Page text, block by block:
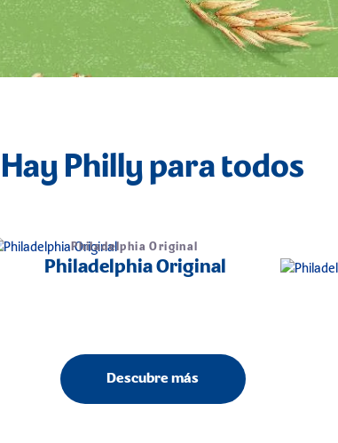
Hay Philly para todos
Philadelphia Original
Philadelphia Original
Descubre más